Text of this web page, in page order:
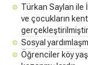
Türkan Saylan ile
ve çocukların
Sosyal
Öğrenciler köy